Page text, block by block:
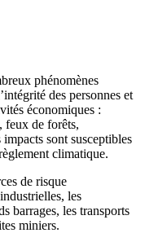
phénomènes
des personnes et
économiques :
feux de forêts,
sont susceptibles
climatique.
de risque
les
barrages, les transports
miniers.